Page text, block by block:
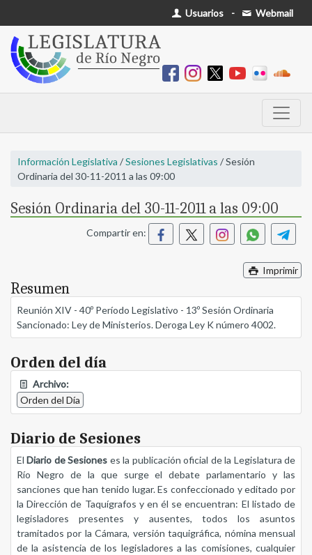
Usuarios - Webmail
Información Legislativa /Sesiones Legislativas / Sesión
Ordinaria del 30-11-2011 a las 09:00
Sesión Ordinaria del 30-11-2011 a las 09:00
Compartir en:
Imprimir
Resumen
Reunión XIV - 40º Período Legislativo - 13º Sesión Ordinaria
Sancionado: Ley de Ministerios. Deroga Ley K número 4002.
Orden del día
Archivo:
Orden del Día
Diario de Sesiones
ElDiario de Sesiones es la publicación oficial de la Legislatura de
Río Negro de la que surge el debate parlamentario y las
sanciones que han tenido lugar. Es confeccionado y editado por
la Dirección de Taquígrafos y en él se encuentran: El listado de
legisladores presentes y ausentes, todos los asuntos
tramitados por la Cámara, versión taquigráfica, nómina mensual
de la asistencia de los legisladores a las comisiones, cualquier